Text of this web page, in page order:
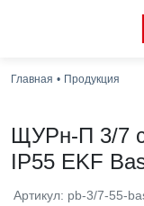
Главная Продукция
ЩУРн-П 3/7
IP55 EKF
Артикул: pb-3/7-55-